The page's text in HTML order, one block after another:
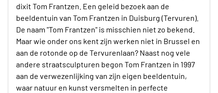
dixit Tom Frantzen. Een geleid bezoek aan de
beeldentuin van Tom Frantzen in Duisburg (Tervuren).
De naam "Tom Frantzen" is misschien niet zo bekend.
Maar wie onder ons kent zijn werken niet in Brussel en
aan de rotonde op de Tervurenlaan? Naast nog vele
andere straatsculpturen begon Tom Frantzen in 1997
aan de verwezenlijking van zijn eigen beeldentuin,
waar natuur en kunst versmelten in perfecte